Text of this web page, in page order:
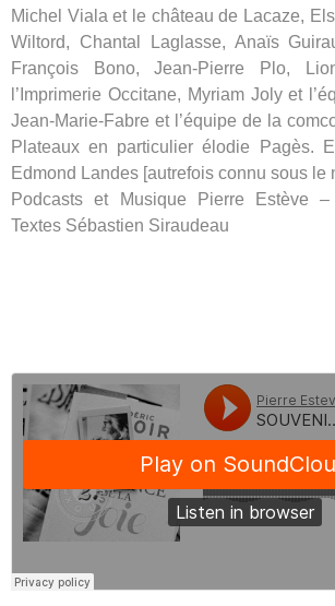
Michel Viala et le château de Lacaze,
Wiltord, Chantal Laglasse, Anaïs
François Bono, Jean‑Pierre Plo,
l’Imprimerie Occitane, Myriam Joly et
Jean-Marie-Fabre et l’équipe de la
Plateaux en particulier élodie Pagès.
Edmond Landes [autrefois connu sous le
Podcasts et Musique Pierre Estève
Textes Sébastien Siraudeau